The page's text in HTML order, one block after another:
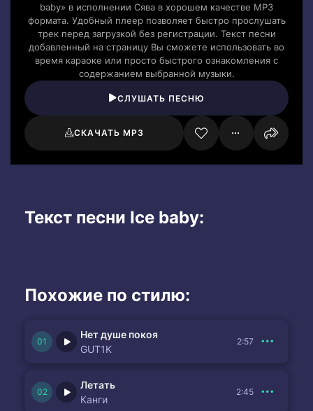
baby» в исполнении Сява в хорошем качестве MP3
формата. Удобный плеер позволяет быстро прослушать
трек перед загрузкой без регистрации. Текст песни
добавленный на страницу Вы сможете использовать во
время караоке или просто быстрого ознакомления с
содержанием выбранной музыки.
СЛУШАТЬ ПЕСНЮ
СКАЧАТЬ MP3
Текст песни Ice baby:
Похожие по стилю:
Нет душе покоя
GUT1K
2:57
Летать
Канги
2:45